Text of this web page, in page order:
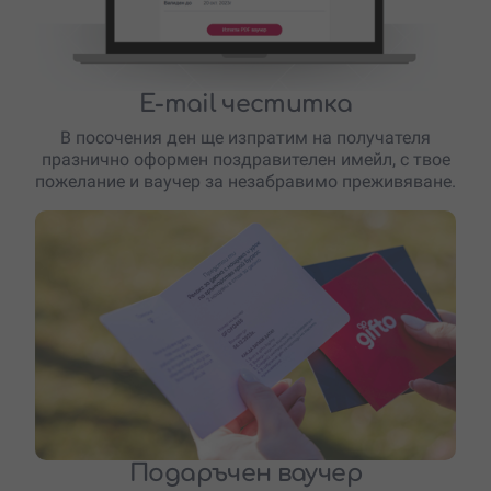
E-mail честитка
В посочения ден ще изпратим на получателя
празнично оформен поздравителен имейл, с твое
пожелание и ваучер за незабравимо преживяване.
Подаръчен ваучер